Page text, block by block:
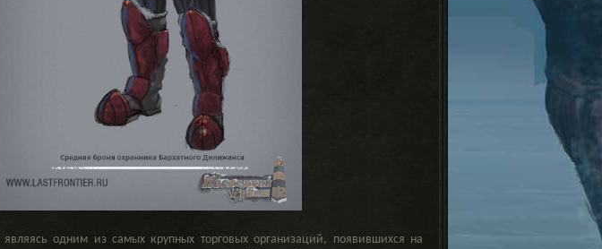
одним из самых крупных торговых организаций, появившихся на